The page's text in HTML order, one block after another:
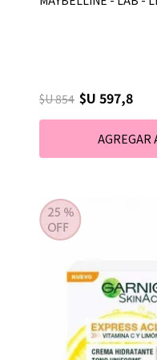
$U 854 $U 597,8